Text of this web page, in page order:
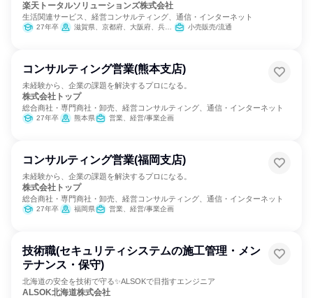
楽天トータルソリューションズ株式会社
生活関連サービス、経営コンサルティング、通信・インターネット
27年卒 滋賀県、京都府、大阪府、兵庫県、奈良県、和歌山県 小売販売/流通
コンサルティング営業(熊本支店)
未経験から、企業の課題を解決するプロになる。
株式会社トップ
総合商社・専門商社・卸売、経営コンサルティング、通信・インターネット
27年卒 熊本県 営業、経営/事業企画
コンサルティング営業(福岡支店)
未経験から、企業の課題を解決するプロになる。
株式会社トップ
総合商社・専門商社・卸売、経営コンサルティング、通信・インターネット
27年卒 福岡県 営業、経営/事業企画
技術職(セキュリティシステムの施工管理・メン
テナンス・保守)
北海道の安全を技術で守る✨ALSOKで目指すエンジニア
ALSOK北海道株式会社